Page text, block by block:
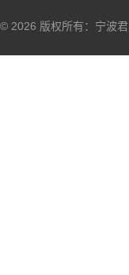
© 2026 版权所有：宁波